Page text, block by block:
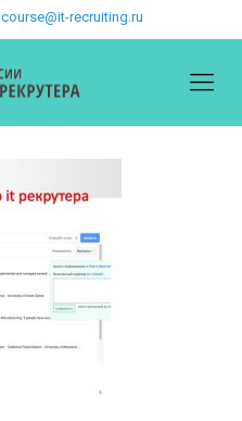
course@it-recruiting.ru